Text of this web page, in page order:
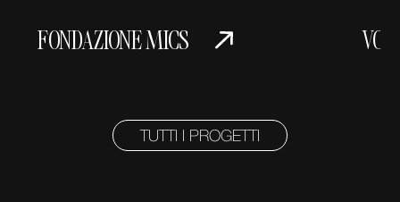
FONDAZIONE MICS
TUTTI I PROGETTI